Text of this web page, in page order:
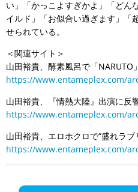
い」「かっこよすぎかよ」「どん
イルド」「お似合い過ぎます」「
せられている。
＜関連サイト＞
山田裕貴、酵素風呂で「NARUTO
https://www.entameplex.com/
山田裕貴、『情熱大陸』出演に反
https://www.entameplex.com/
山田裕貴、エロホクロで“盛れラブ
https://www.entameplex.com/